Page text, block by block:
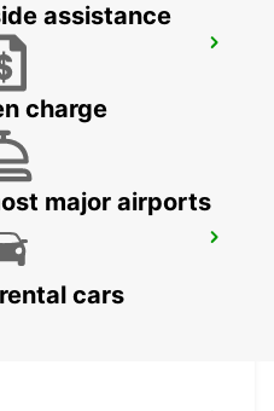
AMERICA
assistance
charge
major airports
cars